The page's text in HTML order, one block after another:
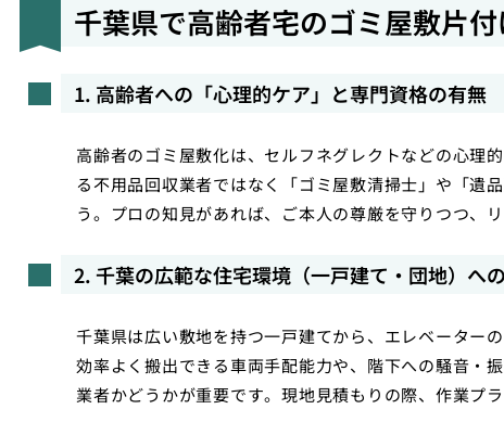
千葉県で高齢者宅のゴミ屋敷片
1. 高齢者への「心理的ケア」と専門資格の有無
高齢者のゴミ屋敷化は、セルフネグレクトなどの心理
る不用品回収業者ではなく「ゴミ屋敷清掃士」や「遺
う。プロの知見があれば、ご本人の尊厳を守りつつ、
2. 千葉の広範な住宅環境（一戸建て・団地）へ
千葉県は広い敷地を持つ一戸建てから、エレベーター
効率よく搬出できる車両手配能力や、階下への騒音・
業者かどうかが重要です。現地見積もりの際、作業プ